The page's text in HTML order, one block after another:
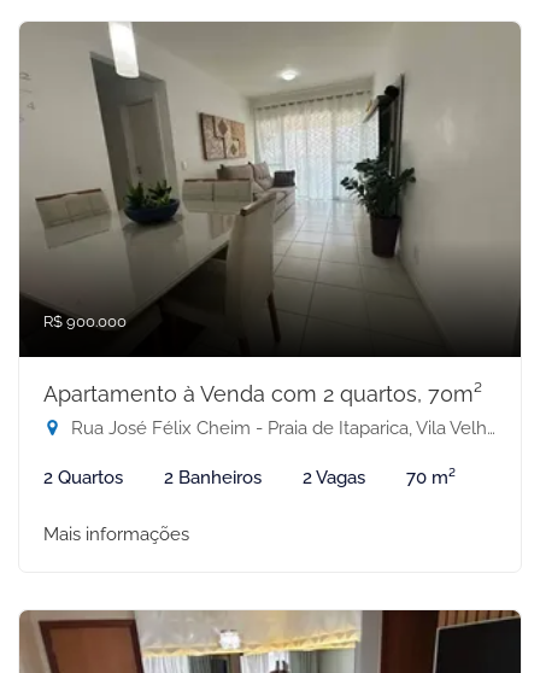
R$ 900.000
Apartamento à Venda com 2 quartos, 70m²
Rua José Félix Cheim - Praia de Itaparica, Vila Velha-ES
2 Quartos 2 Banheiros 2 Vagas 70 m²
Mais informações